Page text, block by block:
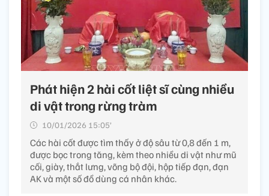
Phát hiện 2 hài cốt liệt sĩ cùng nhiều
di vật trong rừng tràm
10/01/2026 15:05’
Các hài cốt được tìm thấy ở độ sâu từ 0,8 đến 1 m,
được bọc trong tăng, kèm theo nhiều di vật như mũ
cối, giày, thắt lưng, võng bộ đội, hộp tiếp đạn, đạn
AK và một số đồ dùng cá nhân khác.